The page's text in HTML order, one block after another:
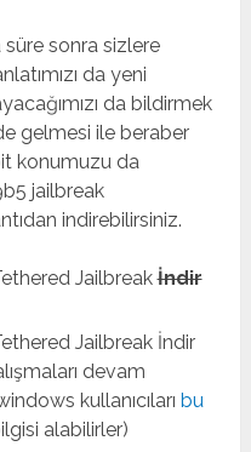
süre sonra sizlere
da yeni
da bildirmek
gelmesi ile beraber
konumuzu da
jailbreak
indirebilirsiniz.
Jailbreakİndir
Jailbreak İndir
devam
kullanıcıları bu
alabilirler)